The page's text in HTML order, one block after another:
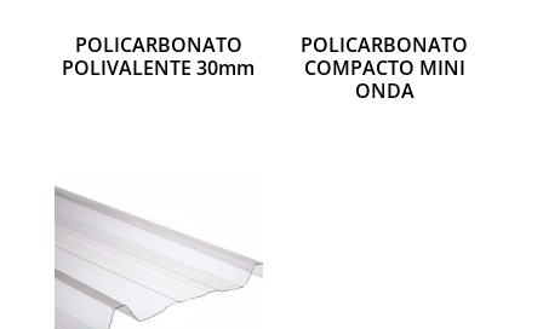
POLICARBONATO
POLIVALENTE 30mm
POLICARBONATO
COMPACTO MINI
ONDA